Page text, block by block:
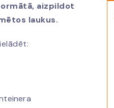
aizpildot
laukus.